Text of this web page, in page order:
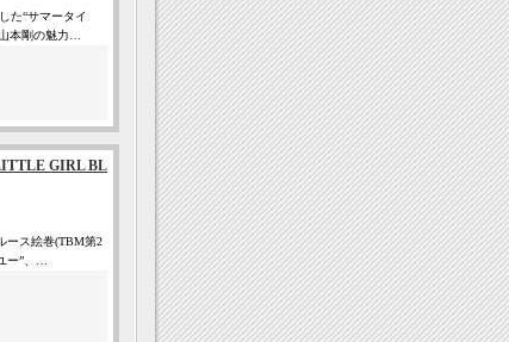
た“サマータイ
本剛の魅力…
GIRL BL
ース絵巻(TBM第2
ー”、…